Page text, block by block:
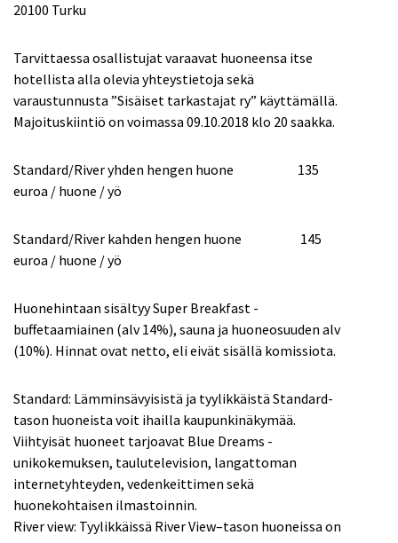
20100 Turku
Tarvittaessa osallistujat varaavat huoneensa itse
hotellista alla olevia yhteystietoja sekä
varaustunnusta ”Sisäiset tarkastajat ry” käyttämällä.
Majoituskiintiö on voimassa 09.10.2018 klo 20 saakka.
Standard/River yhden hengen huone 135
euroa / huone / yö
Standard/River kahden hengen huone 145
euroa / huone / yö
Huonehintaan sisältyy Super Breakfast -
buffetaamiainen (alv 14%), sauna ja huoneosuuden alv
(10%). Hinnat ovat netto, eli eivät sisällä komissiota.
Standard: Lämminsävyisistä ja tyylikkäistä Standard-
tason huoneista voit ihailla kaupunkinäkymää.
Viihtyisät huoneet tarjoavat Blue Dreams -
unikokemuksen, taulutelevision, langattoman
internetyhteyden, vedenkeittimen sekä
huonekohtaisen ilmastoinnin.
River view: Tyylikkäissä River View–tason huoneissa on